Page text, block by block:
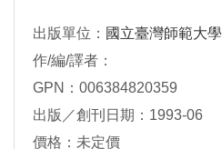
出版單位： 國立臺灣師範大學
作/編/譯者：
GPN：006384820359
出版／創刊日期：1993-06
價格：未定價